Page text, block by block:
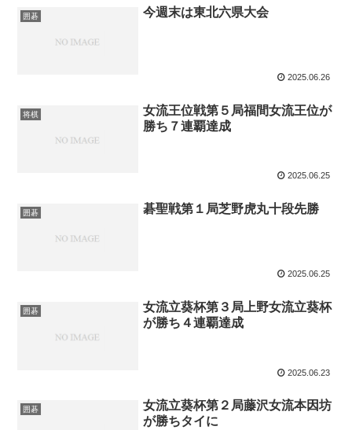
囲碁 今週末は東北六県大会
2025.06.26
将棋
女流王位戦第５局福間女流王位が
勝ち７連覇達成
2025.06.25
囲碁 碁聖戦第１局芝野虎丸十段先勝
2025.06.25
囲碁
女流立葵杯第３局上野女流立葵杯
が勝ち４連覇達成
2025.06.23
囲碁
女流立葵杯第２局藤沢女流本因坊
が勝ちタイに